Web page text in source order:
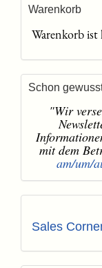
Warenkorb
Warenkorb ist
Schon
"Wir
mit dem
am/um/
Sales